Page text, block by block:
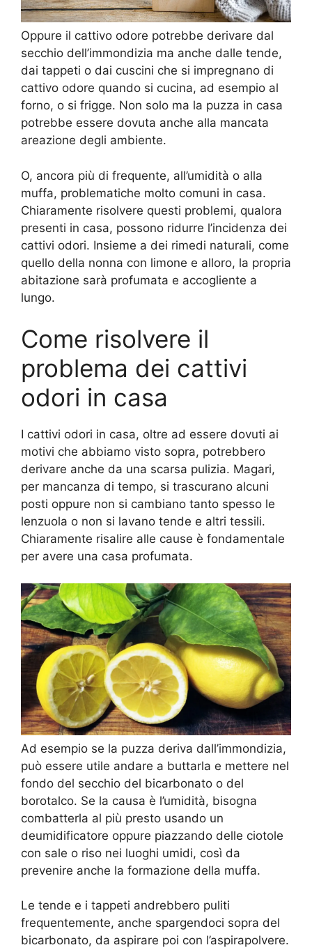
Oppure il cattivo odore potrebbe derivare dal
secchio dell’immondizia ma anche dalle tende,
dai tappeti o dai cuscini che si impregnano di
cattivo odore quando si cucina, ad esempio al
forno, o si frigge. Non solo ma la puzza in casa
potrebbe essere dovuta anche alla mancata
areazione degli ambiente.
O, ancora più di frequente, all’umidità o alla
muffa, problematiche molto comuni in casa.
Chiaramente risolvere questi problemi, qualora
presenti in casa, possono ridurre l’incidenza dei
cattivi odori. Insieme a dei rimedi naturali, come
quello della nonna con limone e alloro, la propria
abitazione sarà profumata e accogliente a
lungo.
Come risolvere il
problema dei cattivi
odori in casa
I cattivi odori in casa, oltre ad essere dovuti ai
motivi che abbiamo visto sopra, potrebbero
derivare anche da una scarsa pulizia. Magari,
per mancanza di tempo, si trascurano alcuni
posti oppure non si cambiano tanto spesso le
lenzuola o non si lavano tende e altri tessili.
Chiaramente risalire alle cause è fondamentale
per avere una casa profumata.
Ad esempio se la puzza deriva dall’immondizia,
può essere utile andare a buttarla e mettere nel
fondo del secchio del bicarbonato o del
borotalco. Se la causa è l’umidità, bisogna
combatterla al più presto usando un
deumidificatore oppure piazzando delle ciotole
con sale o riso nei luoghi umidi, così da
prevenire anche la formazione della muffa.
Le tende e i tappeti andrebbero puliti
frequentemente, anche spargendoci sopra del
bicarbonato, da aspirare poi con l’aspirapolvere.